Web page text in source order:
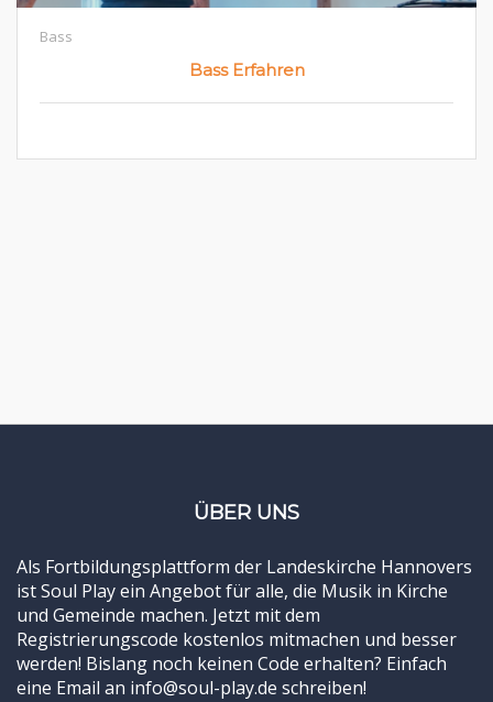
Bass
Bass Erfahren
ÜBER UNS
Als Fortbildungsplattform der Landeskirche Hannovers
ist Soul Play ein Angebot für alle, die Musik in Kirche
und Gemeinde machen. Jetzt mit dem
Registrierungscode kostenlos mitmachen und besser
werden! Bislang noch keinen Code erhalten? Einfach
eine Email an info@soul-play.de schreiben!